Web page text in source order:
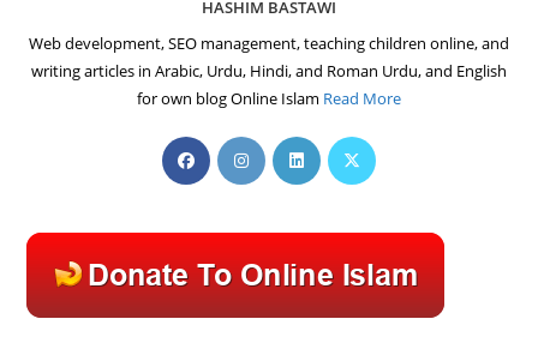
HASHIM BASTAWI
Web development, SEO management, teaching children online, and
writing articles in Arabic, Urdu, Hindi, and Roman Urdu, and English
for own blog Online Islam Read More
Opens
in
new
tab
Opens
in
new
tab
Opens
in
new
tab
Opens
new
tab